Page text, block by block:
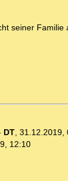
seiner
DT, 31.12.2019,
12:10